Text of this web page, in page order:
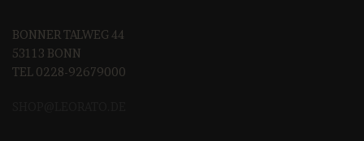
BONNER TALWEG 44
53113 BONN
TEL 0228-92679000